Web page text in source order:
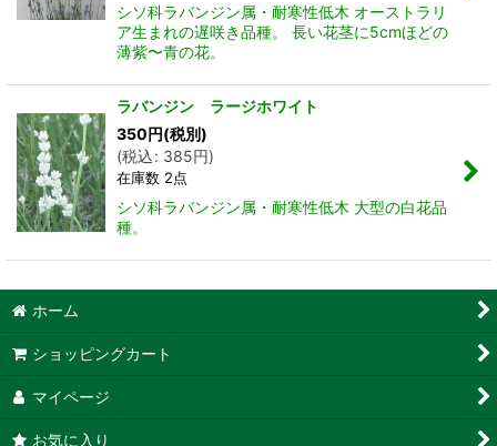
シソ科ラバンジン属・耐寒性低木 オーストラリ
ア生まれの遅咲き品種。 長い花茎に5cmほどの
薄紫〜青の花。
ラバンジン ラージホワイト
350円(税別)
(税込: 385円)
在庫数 2点
シソ科ラバンジン属・耐寒性低木 大型の白花品
種。
ホーム
ショッピングカート
マイページ
お気に入り